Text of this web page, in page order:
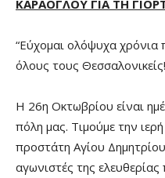
ΚΑΡΑΟΓΛΟΥ ΓΙΑ ΤΗ
“Εύχομαι ολόψυχα χρόνια
όλους τους Θεσσαλονικείς!
Η 26η Οκτωβρίου είναι
πόλη μας. Τιμούμε την
προστάτη Αγίου
αγωνιστές της